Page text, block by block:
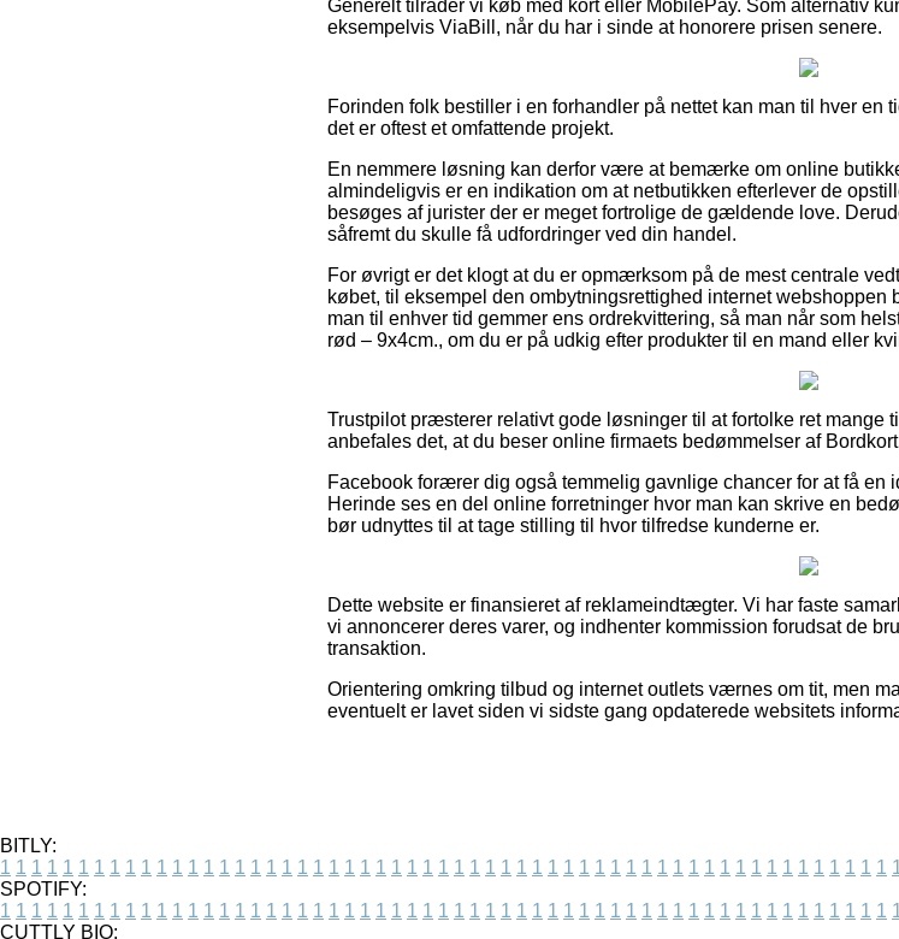
Generelt tilråder vi køb med kort eller MobilePay. Som alternativ
eksempelvis ViaBill, når du har i sinde at honorere prisen senere.
Forinden folk bestiller i en forhandler på nettet kan man til hver en
det er oftest et omfattende projekt.
En nemmere løsning kan derfor være at bemærke om online
almindeligvis er en indikation om at netbutikken efterlever de
besøges af jurister der er meget fortrolige de gældende love.
såfremt du skulle få udfordringer ved din handel.
For øvrigt er det klogt at du er opmærksom på de mest centrale
købet, til eksempel den ombytningsrettighed internet webshoppen
man til enhver tid gemmer ens ordrekvittering, så man når som
rød – 9x4cm., om du er på udkig efter produkter til en mand eller
Trustpilot præsterer relativt gode løsninger til at fortolke ret mange
anbefales det, at du beser online firmaets bedømmelser af
Facebook forærer dig også temmelig gavnlige chancer for at få en
Herinde ses en del online forretninger hvor man kan skrive en
bør udnyttes til at tage stilling til hvor tilfredse kunderne er.
Dette website er finansieret af reklameindtægter. Vi har faste
vi annoncerer deres varer, og indhenter kommission forudsat de
transaktion.
Orientering omkring tilbud og internet outlets værnes om tit, men
eventuelt er lavet siden vi sidste gang opdaterede websitets
BITLY:
1 1 1 1 1 1 1 1 1 1 1 1 1 1 1 1 1 1 1 1 1 1 1 1 1 1 1 1 1 1 1 1 1 1 1 1 1 1 1 1 1 1 1 1 1 1 1 1 1 1 1 1 1 1 1 1 1
SPOTIFY:
1 1 1 1 1 1 1 1 1 1 1 1 1 1 1 1 1 1 1 1 1 1 1 1 1 1 1 1 1 1 1 1 1 1 1 1 1 1 1 1 1 1 1 1 1 1 1 1 1 1 1 1 1 1 1 1 1
CUTTLY BIO: